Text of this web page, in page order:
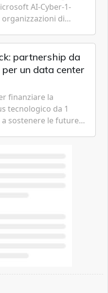
AI-Cyber-1-
di
partnership da
un data center
finanziare la
tecnologico da 1
sostenere le future